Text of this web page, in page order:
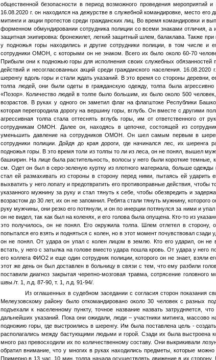
общественной безопасности в период возможного проведения мероприятий
16.08.2020 г. он находился на дежурстве в служебной командировке, место
митинги и акции протестов среди гражданских лиц. Во время командировки и
форменном обмундировании сотрудника полиции со всеми знаками отличия,
защитная экипировка: бронежилет, легкий защитный шлем, балаклава. Также
у подножья горы находились и другие сотрудники полиции, в том числе и
сотрудники ОМОН, с которыми он не знаком. Всего их было около 60-70
Прибыли они к подножью горы для исполнения своих служебных обязанностей
действий и несогласованных акций среди гражданского населения.
шеренгу вдоль горы и стали ждать указаний. В это время со стороны деревни,
толпа людей, они были одеты в гражданскую одежду, толпа была
«Позор». Количество людей в толпе было большим, их было около 500
возрастов. В руках у одного он заметил флаг на флагштоке Республики
которая перегородила дорогу на вершину горы, вглубь. Он вместе с другими
агрессивная толпа стала оттеснять вглубь горы, им от ответственного от
сотрудникам ОМОН. Далее он, находясь в цепочке, состоящей из
уменьшить давление на сотрудников ОМОН. Он шел самым первым в
сотрудники полиции. Дойдя до края дороги, где начинался лес, их шеренга
подножья горы. В это время толи из толпы то ли из леса, он не понял, вышел
башкирин. На лице была растительность, волосы у него были короткие темные,
см. Одет он был в серо-зеленую куртку из плотного материала, больше
стал ей размахивать из стороны в сторону перед ними, пытаясь ей ударить
выхватить у него лопату и предотвратить его противоправные действия, чтобы
указанного мужнину за руку и стал тянуть к себе, чтобы обезвредить и
возрастом до 30 лет, их он не запомнил. Ребята стали тянуть мужнину,
руку мужчины, они резко его потянули, и он по инерции потянулся за ними и
он не видел, так как был на коленях, и его голова была опущена. Кто-то из
это получилось, он не понял. Его окружила толпа. Шлем отлетел в сторону,
попытался его взять и подняться с колен, но в этот момент почувствовал
он не понял. От удара он упал с колен лицом в землю. Кто его ударил, он не
встать, у него с затылка на голове вместо удара пошла кровь. От удара у него
его коллега ФИО2и еще один сотрудник полиции, которого он не знает, взяли
этот же день он был доставлен в больницу в связи с тем, что ему разбили
поставили диагноз закрытая черепно-мозговая травма, сотрясение
швы./т. 1, л.д. 87-90, т. 1, л.д. 91-94/.
Из оглашенных в судебном заседании с согласия сторон показания
Мелеузовскому району было откомандировано около 30 человек с разных
подъехали к населенному пункту, точное название назвать затрудняется,
дальнейших указаний. Пока они ожидали, люди – участники митинга, массово
подножию горы, где выстроились в шеренгу. Им была поставлена цель -
располагались между бастующими людьми и горой. Сзади их была выстроена
много раз превосходили их по количественному составу. Они выкрикивали
обратил внимание, что у многих в руках находились предметы, которые
Примерно в 13 час. 10 мин. толпа начала осуществлять движение в их